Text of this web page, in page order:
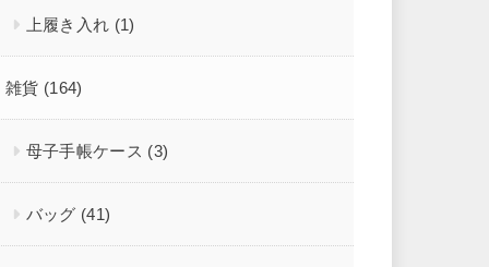
上履き入れ (1)
雑貨 (164)
母子手帳ケース (3)
バッグ (41)